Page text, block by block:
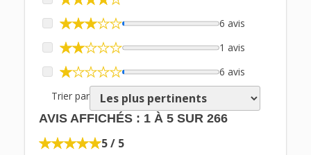
6 avis
1 avis
6 avis
Trier par
AVIS AFFICHÉS : 1 À 5 SUR 266
5 / 5